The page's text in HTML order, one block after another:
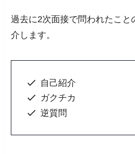
過去に2次面接で問われたこと
介します。
自己紹介
ガクチカ
逆質問